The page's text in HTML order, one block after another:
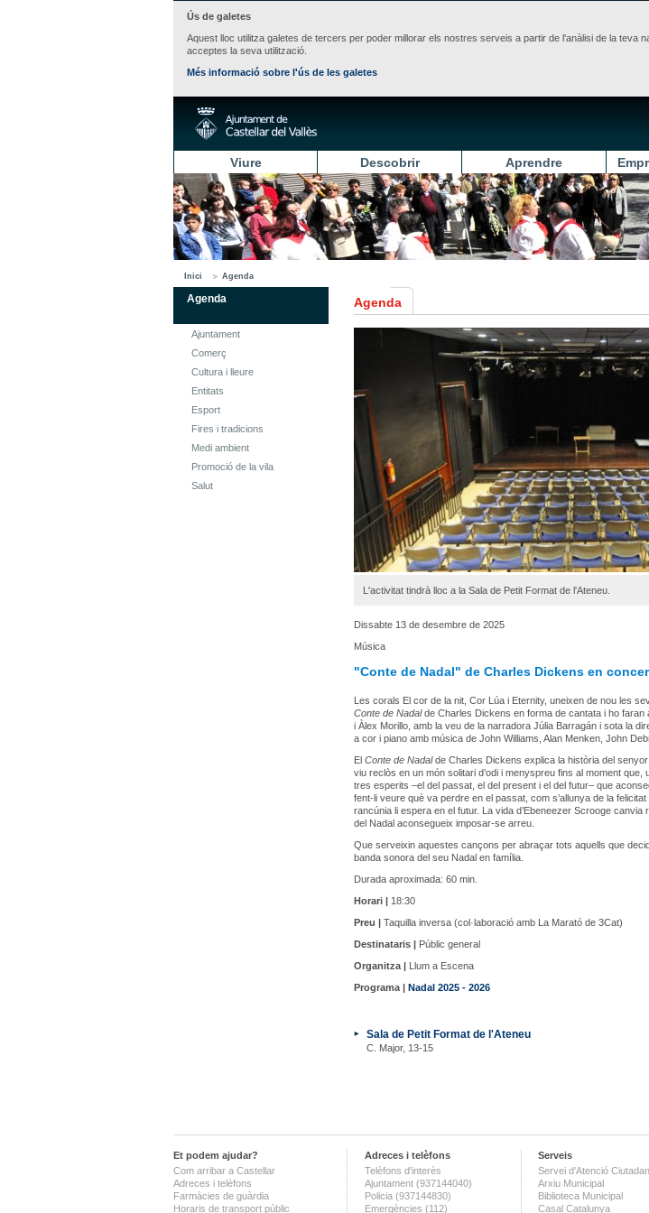
Ús de galetes
Aquest lloc utilitza galetes de tercers per poder millorar els nostres serveis a partir de l'anàlisi de la
acceptes la seva utilització.
Més informació sobre l'ús de les galetes
Viure Descobrir Aprendre
Inici Agenda
Agenda
Ajuntament
Comerç
Cultura i lleure
Entitats
Esport
Fires i tradicions
Medi ambient
Promoció de la vila
Salut
Agenda
L'activitat tindrà lloc a la Sala de Petit Format de l'Ateneu.
Dissabte 13 de desembre de 2025
Música
"Conte de Nadal" de Charles Dickens en
Les corals El cor de la nit, Cor Lúa i Eternity, uneixen de nou les
Conte de Nadalde Charles Dickens en forma de cantata i ho
i Àlex Morillo, amb la veu de la narradora Júlia Barragán i sota la
a cor i piano amb música de John Williams, Alan Menken, John
El Conte de Nadalde Charles Dickens explica la història del
viu reclòs en un món solitari d’odi i menyspreu fins al moment
tres esperits –el del passat, el del present i el del futur– que
fent-li veure què va perdre en el passat, com s’allunya de la
rancúnia li espera en el futur. La vida d’Ebeneezer Scrooge canvia
del Nadal aconsegueix imposar-se arreu.
Que serveixin aquestes cançons per abraçar tots aquells que
banda sonora del seu Nadal en família.
Durada aproximada: 60 min.
Horari | 18:30
Preu | Taquilla inversa (col·laboració amb La Marató de 3Cat)
Destinataris | Públic general
Organitza | Llum a Escena
Programa | Nadal 2025 - 2026
Sala de Petit Format de l'Ateneu
C. Major, 13-15
Et podem ajudar?
Com arribar a Castellar
Adreces i telèfons
Farmàcies de guàrdia
Horaris de transport públic
Adreces i telèfons
Telèfons d'interès
Ajuntament (937144040)
Policia (937144830)
Emergències (112)
Serveis
Servei d'Atenció
Arxiu Municipal
Biblioteca Municipal
Casal Catalunya